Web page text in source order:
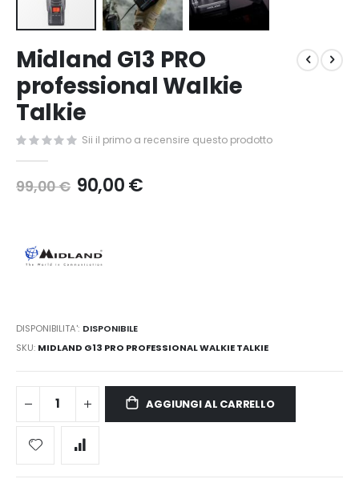
all'inizio
della
galleria
di
immagini
Midland G13 PRO
professional Walkie
Talkie
Sii il primo a recensire questo prodotto
99,00 € 90,00 €
DISPONIBILITA': DISPONIBILE
SKU MIDLAND G13 PRO PROFESSIONAL WALKIE TALKIE
AGGIUNGI AL CARRELLO